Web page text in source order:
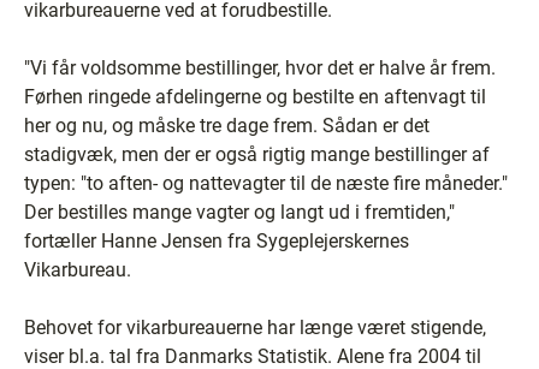
vikarbureauerne ved at forudbestille.
"Vi får voldsomme bestillinger, hvor det er halve år frem.
Førhen ringede afdelingerne og bestilte en aftenvagt til
her og nu, og måske tre dage frem. Sådan er det
stadigvæk, men der er også rigtig mange bestillinger af
typen: "to aften- og nattevagter til de næste fire måneder."
Der bestilles mange vagter og langt ud i fremtiden,"
fortæller Hanne Jensen fra Sygeplejerskernes
Vikarbureau.
Behovet for vikarbureauerne har længe været stigende,
viser bl.a. tal fra Danmarks Statistik. Alene fra 2004 til